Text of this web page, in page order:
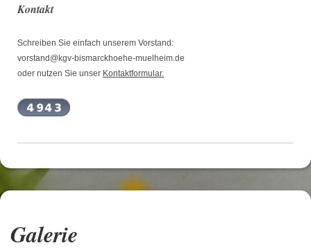
Kontakt
Schreiben Sie einfach unserem Vorstand:
vorstand@kgv-bismarckhoehe-muelheim.de
oder nutzen Sie unser Kontaktformular.
Galerie